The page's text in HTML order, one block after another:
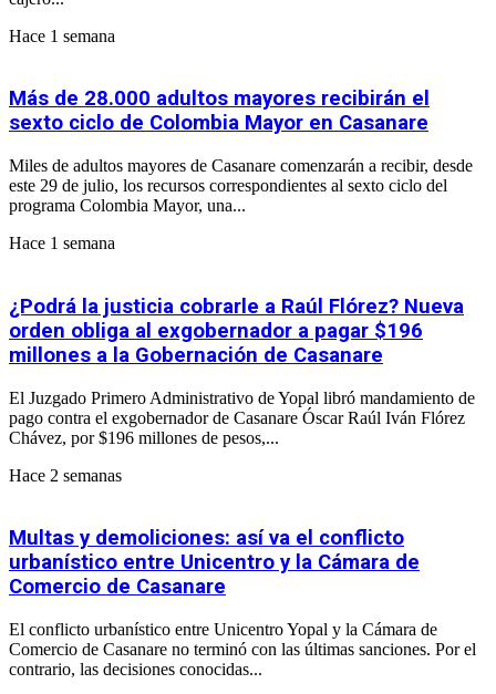
Hace 1 semana
Más de 28.000 adultos mayores recibirán el
sexto ciclo de Colombia Mayor en Casanare
Miles de adultos mayores de Casanare comenzarán a recibir, desde
este 29 de julio, los recursos correspondientes al sexto ciclo del
programa Colombia Mayor, una...
Hace 1 semana
¿Podrá la justicia cobrarle a Raúl Flórez? Nueva
orden obliga al exgobernador a pagar $196
millones a la Gobernación de Casanare
El Juzgado Primero Administrativo de Yopal libró mandamiento de
pago contra el exgobernador de Casanare Óscar Raúl Iván Flórez
Chávez, por $196 millones de pesos,...
Hace 2 semanas
Multas y demoliciones: así va el conflicto
urbanístico entre Unicentro y la Cámara de
Comercio de Casanare
El conflicto urbanístico entre Unicentro Yopal y la Cámara de
Comercio de Casanare no terminó con las últimas sanciones. Por el
contrario, las decisiones conocidas...